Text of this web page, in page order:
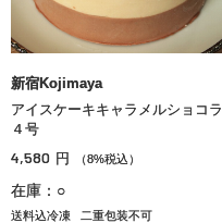
新宿Kojimaya
アイスケーキキャラメルショコラ
４号
4,580 円 （8%税込）
在庫：○
送料込冷凍 二重包装不可